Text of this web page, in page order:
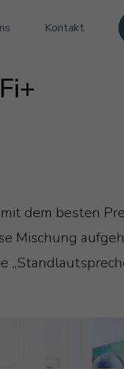
Kontakt
dem besten
Mischung